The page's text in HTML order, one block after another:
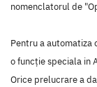
nomenclatorul de
Pentru a automatiza
o funcție speciala in
Orice prelucrare a